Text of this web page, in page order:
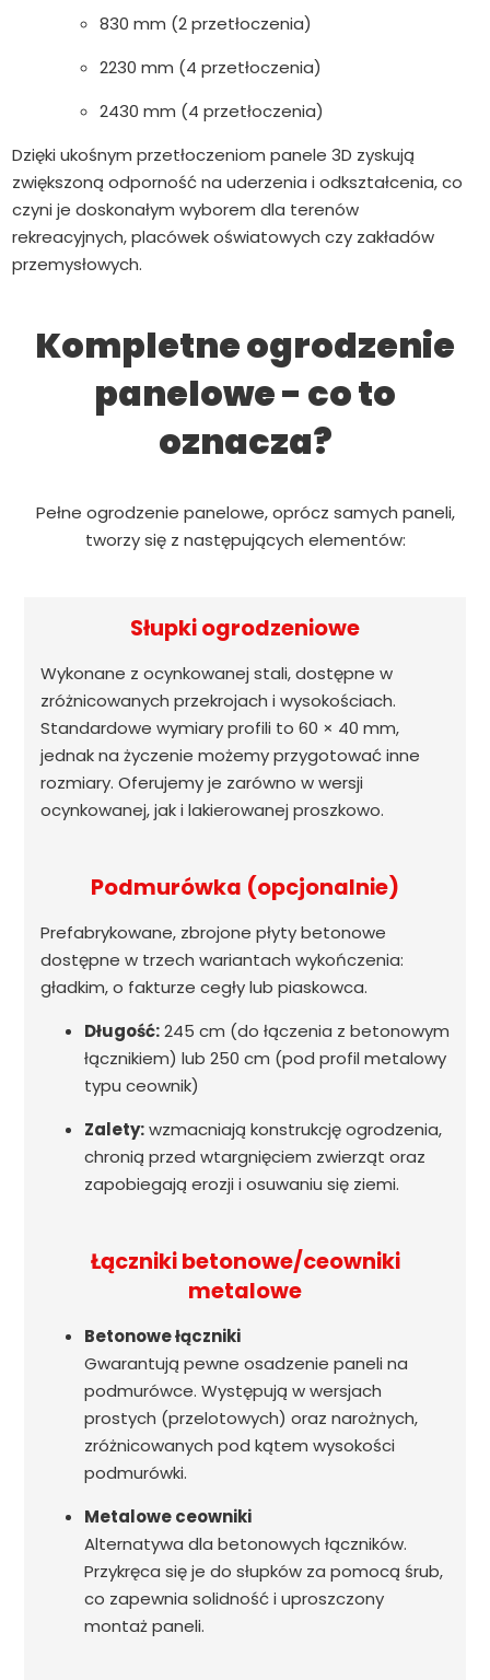
830 mm (2 przetłoczenia)
2230 mm (4 przetłoczenia)
2430 mm (4 przetłoczenia)
Dzięki ukośnym przetłoczeniom panele 3D zyskują
zwiększoną odporność na uderzenia i odkształcenia, co
czyni je doskonałym wyborem dla terenów
rekreacyjnych, placówek oświatowych czy zakładów
przemysłowych.
Kompletne ogrodzenie
panelowe - co to
oznacza?
Pełne ogrodzenie panelowe, oprócz samych paneli,
tworzy się z następujących elementów:
Słupki ogrodzeniowe
Wykonane z ocynkowanej stali, dostępne w
zróżnicowanych przekrojach i wysokościach.
Standardowe wymiary profili to 60 × 40 mm,
jednak na życzenie możemy przygotować inne
rozmiary. Oferujemy je zarówno w wersji
ocynkowanej, jak i lakierowanej proszkowo.
Podmurówka (opcjonalnie)
Prefabrykowane, zbrojone płyty betonowe
dostępne w trzech wariantach wykończenia:
gładkim, o fakturze cegły lub piaskowca.
Długość:245 cm (do łączenia z betonowym
łącznikiem) lub 250 cm (pod profil metalowy
typu ceownik)
Zalety:wzmacniają konstrukcję ogrodzenia,
chronią przed wtargnięciem zwierząt oraz
zapobiegają erozji i osuwaniu się ziemi.
Łączniki betonowe/ceowniki
metalowe
Betonowe łączniki
Gwarantują pewne osadzenie paneli na
podmurówce. Występują w wersjach
prostych (przelotowych) oraz narożnych,
zróżnicowanych pod kątem wysokości
podmurówki.
Metalowe ceowniki
Alternatywa dla betonowych łączników.
Przykręca się je do słupków za pomocą śrub,
co zapewnia solidność i uproszczony
montaż paneli.